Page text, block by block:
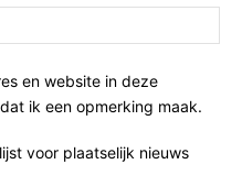
en website in deze
ik een opmerking maak.
voor plaatselijk nieuws